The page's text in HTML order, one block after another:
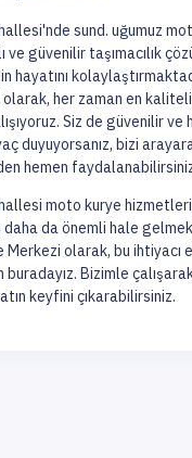
sund. uğumuz
ve güvenilir taşımacılık
hayatını
olarak, her zaman en
Siz de güvenilir ve
duyuyorsanız, bizi
hemen
moto kurye
daha da önemli hale
Merkezi olarak, bu ihtiyacı
Bizimle
keyfini çıkarabilirsiniz.